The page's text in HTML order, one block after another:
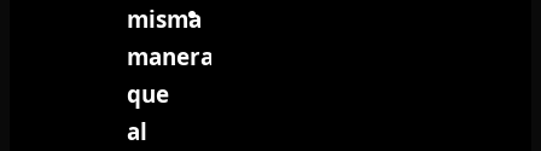
misma
manera
que
al